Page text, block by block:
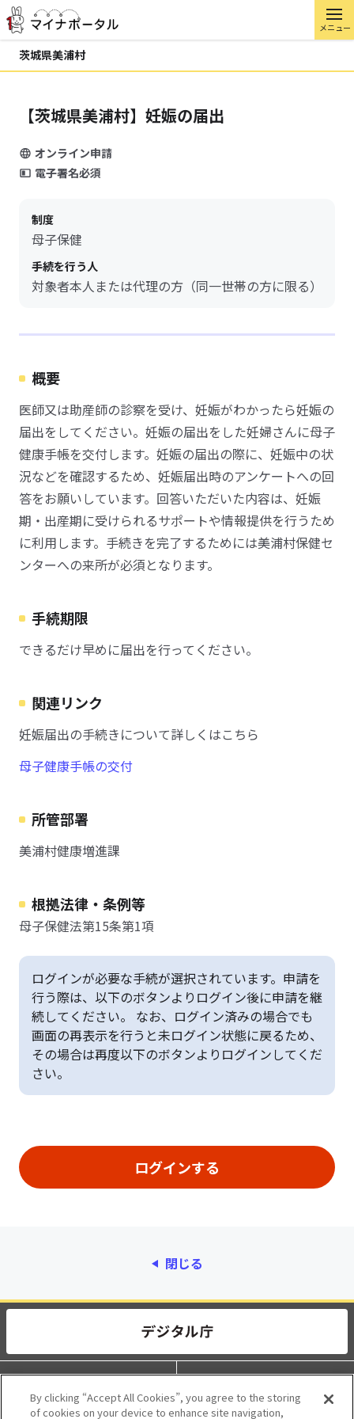
メニュー
茨城県美浦村
【茨城県美浦村】妊娠の届出
オンライン申請
電子署名必須
制度
母子保健
手続を行う人
対象者本人または代理の方（同一世帯の方に限る）
概要
医師又は助産師の診察を受け、妊娠がわかったら妊娠の
届出をしてください。妊娠の届出をした妊婦さんに母子
健康手帳を交付します。妊娠の届出の際に、妊娠中の状
況などを確認するため、妊娠届出時のアンケートへの回
答をお願いしています。回答いただいた内容は、妊娠
期・出産期に受けられるサポートや情報提供を行うため
に利用します。手続きを完了するためには美浦村保健セ
ンターへの来所が必須となります。
手続期限
できるだけ早めに届出を行ってください。
関連リンク
妊娠届出の手続きについて詳しくはこちら
母子健康手帳の交付
所管部署
美浦村健康増進課
根拠法律・条例等
母子保健法第15条第1項
ログインが必要な手続が選択されています。申請を
行う際は、以下のボタンよりログイン後に申請を継
続してください。 なお、ログイン済みの場合でも
画面の再表示を行うと未ログイン状態に戻るため、
その場合は再度以下のボタンよりログインしてくだ
さい。
閉じる
動作環境 個人情報保護
By clicking “Accept All Cookies”, you agree to the storing
of cookies on your device to enhance site navigation,